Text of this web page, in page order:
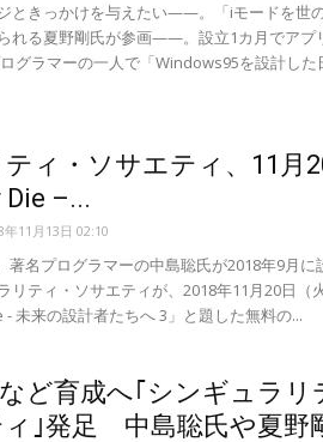
ボ
ときっかけを与えたい——。「iモードを世
れる夏野剛氏が参画——。設立1カ月でアプ
ラマーの一人で「Windows95を設計した
ィ・ソサエティ、11月
–...
年11月13日 02:10
名プログラマーの中島聡氏が2018年9月に
リティ・ソサエティが、2018年11月20日（
未来の設計者たちへ 3」と題した無料の...
ど育成へ｢シンギュラリ
ィ｣発足 中島聡氏や夏野